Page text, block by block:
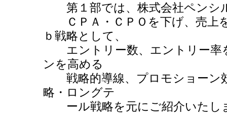
第１部では、株式会社ペンシ
ＣＰＡ・ＣＰＯを下げ、売上
ｂ戦略として、
エントリー数、エントリー率
ンを高める
戦略的導線、プロモショーン
略・ロングテ
ール戦略を元にご紹介いたし